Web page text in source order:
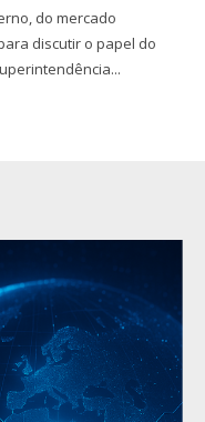
do mercado
discutir o papel do
estruturação de projetos A Superintendência...